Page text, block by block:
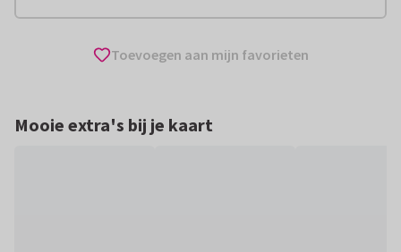
Toevoegen aan mijn favorieten
Mooie extra's bij je kaart